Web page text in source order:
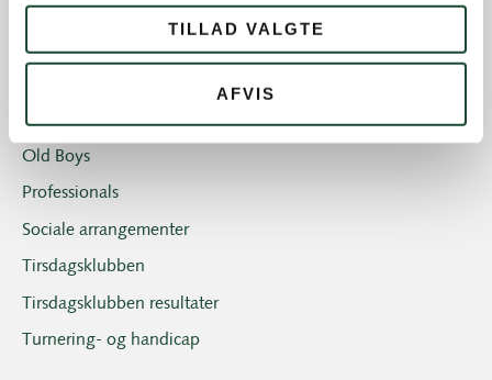
TILLAD VALGTE
AFVIS
Klubben
Klubblad + Årsblad
Nyhedsbreve
Old Boys
Professionals
Sociale arrangementer
Tirsdagsklubben
Tirsdagsklubben resultater
Turnering- og handicap